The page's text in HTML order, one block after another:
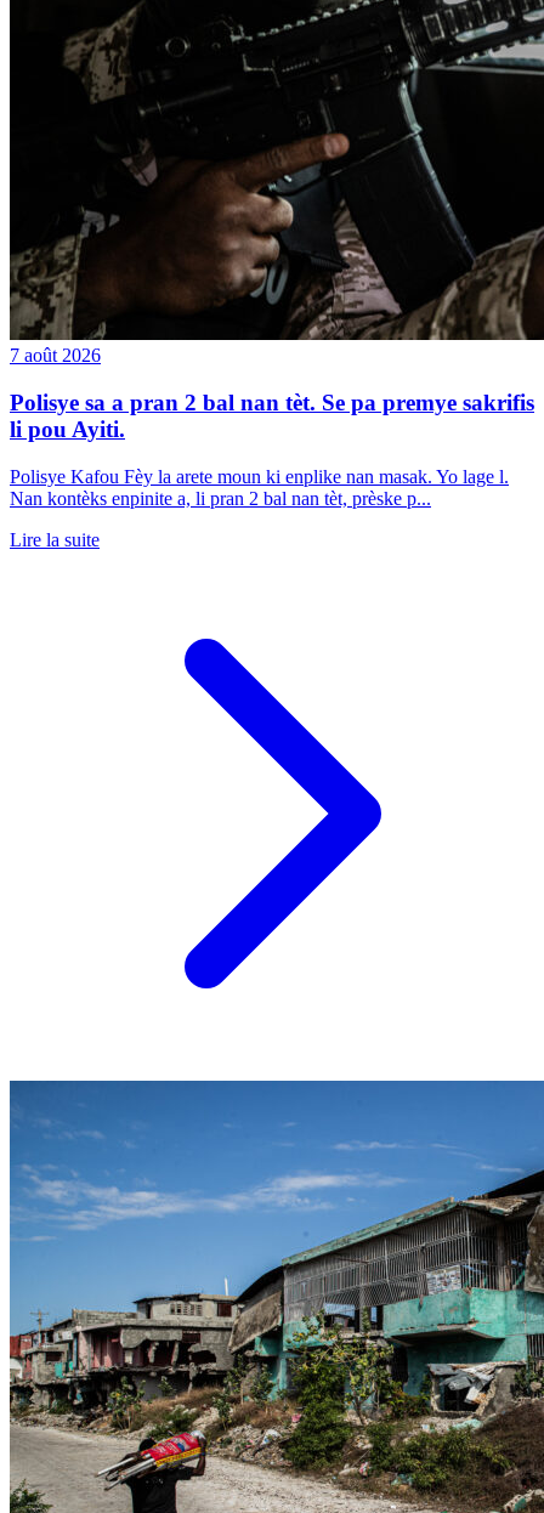
7 août 2026
Polisye sa a pran 2 bal nan tèt. Se pa premye sakrifis
li pou Ayiti.
Polisye Kafou Fèy la arete moun ki enplike nan masak. Yo lage l.
Nan kontèks enpinite a, li pran 2 bal nan tèt, prèske p...
Lire la suite